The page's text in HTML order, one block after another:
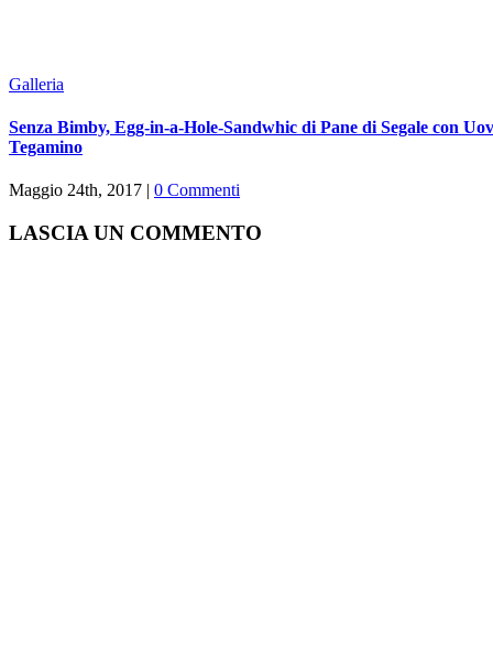
Galleria
Senza Bimby, Egg-in-a-Hole-Sandwhic di Pane di Segale con
Tegamino
Maggio 24th, 2017 | 0 Commenti
LASCIA UN COMMENTO